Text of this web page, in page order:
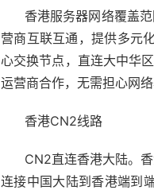
香港服务器网络覆盖
营商互联互通，提供多元
心交换节点，直连大中华
运营商合作，无需担心网络
香港CN2线路
CN2直连香港大陆。
连接中国大陆到香港端到